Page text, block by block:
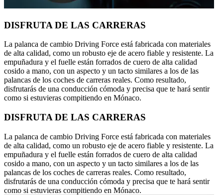
DISFRUTA DE LAS CARRERAS
La palanca de cambio Driving Force está fabricada con materiales
de alta calidad, como un robusto eje de acero fiable y resistente. La
empuñadura y el fuelle están forrados de cuero de alta calidad
cosido a mano, con un aspecto y un tacto similares a los de las
palancas de los coches de carreras reales. Como resultado,
disfrutarás de una conducción cómoda y precisa que te hará sentir
como si estuvieras compitiendo en Mónaco.
DISFRUTA DE LAS CARRERAS
La palanca de cambio Driving Force está fabricada con materiales
de alta calidad, como un robusto eje de acero fiable y resistente. La
empuñadura y el fuelle están forrados de cuero de alta calidad
cosido a mano, con un aspecto y un tacto similares a los de las
palancas de los coches de carreras reales. Como resultado,
disfrutarás de una conducción cómoda y precisa que te hará sentir
como si estuvieras compitiendo en Mónaco.